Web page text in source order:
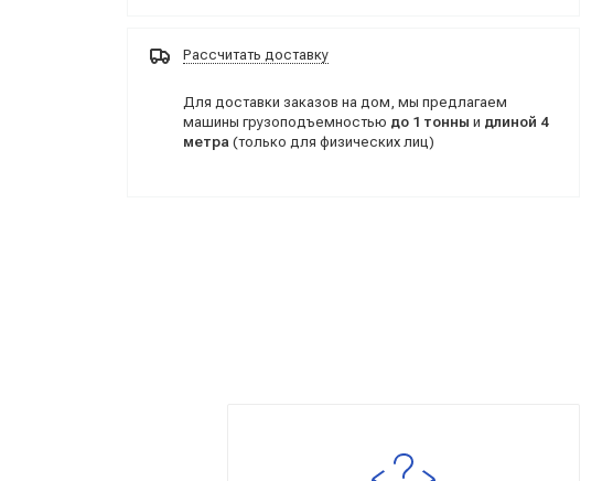
Рассчитать доставку
Для доставки заказов на дом, мы предлагаем
машины грузоподъемностью до 1 тонны и длиной 4
метра (только для физических лиц)